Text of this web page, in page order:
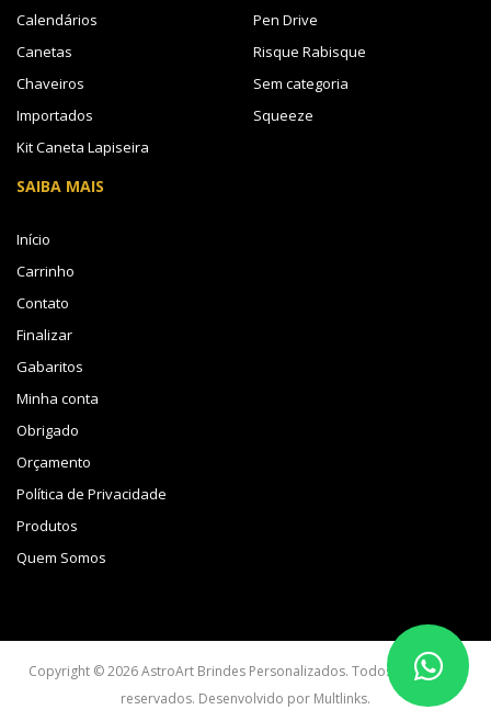
Calendários
Canetas
Chaveiros
Importados
Kit Caneta Lapiseira
Pen Drive
Risque Rabisque
Sem categoria
Squeeze
SAIBA MAIS
Início
Carrinho
Contato
Finalizar
Gabaritos
Minha conta
Obrigado
Orçamento
Política de Privacidade
Produtos
Quem Somos
Copyright © 2026 AstroArt Brindes Personalizados. Todos os direitos
reservados. Desenvolvido por Multlinks.